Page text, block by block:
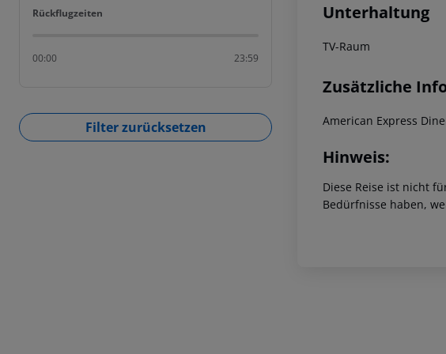
Rückflugzeiten
Rückflugzeiten
00:00 23:59
Filter zurücksetzen
Unterhaltung
TV-Raum
Zusätzliche
American Express
Hinweis:
Diese Reise ist nicht
Bedürfnisse haben,